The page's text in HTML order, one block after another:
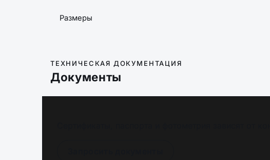
Размеры
ТЕХНИЧЕСКАЯ ДОКУМЕНТАЦИЯ
Документы